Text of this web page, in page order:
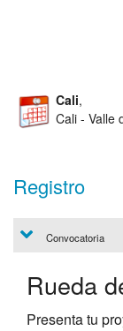
Cali,
Cali - Valle
Registro
Convocatoria
Rueda
Presenta tu